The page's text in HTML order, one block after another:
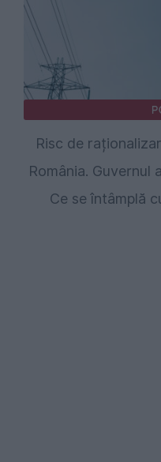
Risc de
România. Guvernul
Ce se întâmplă